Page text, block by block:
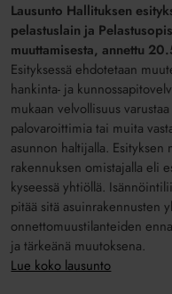
Lausunto Hallituksen
pelastuslain ja
muuttamisesta, annettu
Esityksessä ehdotetaan
hankinta- ja
mukaan velvollisuus
palovaroittimia tai muita
asunnon haltijalla. Esityksen
rakennuksen omistajalla eli
kyseessä yhtiöllä.
pitää sitä asuinrakennusten
onnettomuustilanteiden
ja tärkeänä muutoksena.
Lue koko lausunto